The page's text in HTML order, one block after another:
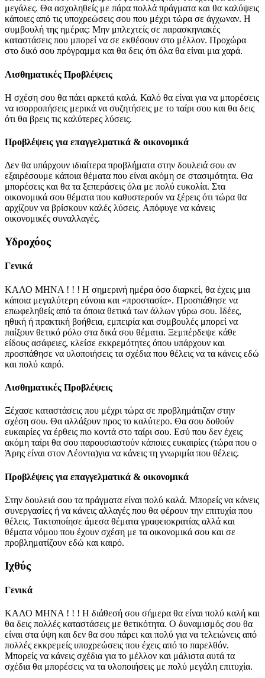
μεγάλες. Θα ασχοληθείς με πάρα πολλά πράγματα και θα καλύψεις
κάποιες από τις υποχρεώσεις σου που μέχρι τώρα σε άγχωναν. Η
συμβουλή της ημέρας: Μην μπλεχτείς σε παρασκηνιακές
καταστάσεις που μπορεί να σε εκθέσουν στο μέλλον. Προχώρα
στο δικό σου πρόγραμμα και θα δεις ότι όλα θα είναι μια χαρά.
Αισθηματικές Προβλέψεις
Η σχέση σου θα πάει αρκετά καλά. Καλό θα είναι για να μπορέσεις
να ισορροπήσεις μερικά να συζητήσεις με το ταίρι σου και θα δεις
ότι θα βρεις τις καλύτερες λύσεις.
Προβλέψεις για επαγγελματικά & οικονομικά
Δεν θα υπάρχουν ιδιαίτερα προβλήματα στην δουλειά σου αν
εξαιρέσουμε κάποια θέματα που είναι ακόμη σε στασιμότητα. Θα
μπορέσεις και θα τα ξεπεράσεις όλα με πολύ ευκολία. Στα
οικονομικά σου θέματα που καθυστερούν να ξέρεις ότι τώρα θα
αρχίζουν να βρίσκουν καλές λύσεις. Απόφυγε να κάνεις
οικονομικές συναλλαγές.
Υδροχόος
Γενικά
ΚΑΛΟ ΜΗΝΑ ! ! ! Η σημερινή ημέρα όσο διαρκεί, θα έχεις μια
κάποια μεγαλύτερη εύνοια και «προστασία». Προσπάθησε να
επωφεληθείς από τα όποια θετικά των άλλων γύρω σου. Ιδέες,
ηθική ή πρακτική βοήθεια, εμπειρία και συμβουλές μπορεί να
παίξουν θετικό ρόλο στα δικά σου θέματα. Ξεμπέρδεψε κάθε
είδους ασάφειες, κλείσε εκκρεμότητες όπου υπάρχουν και
προσπάθησε να υλοποιήσεις τα σχέδια που θέλεις να τα κάνεις εδώ
και πολύ καιρό.
Αισθηματικές Προβλέψεις
Ξέχασε καταστάσεις που μέχρι τώρα σε προβλημάτιζαν στην
σχέση σου. Θα αλλάξουν προς το καλύτερο. Θα σου δοθούν
ευκαιρίες να έρθεις πιο κοντά στο ταίρι σου. Εσύ που δεν έχεις
ακόμη ταίρι θα σου παρουσιαστούν κάποιες ευκαιρίες (τώρα που ο
Άρης είναι στον Λέοντα)για να κάνεις τη γνωριμία που θέλεις.
Προβλέψεις για επαγγελματικά & οικονομικά
Στην δουλειά σου τα πράγματα είναι πολύ καλά. Μπορείς να κάνεις
συνεργασίες ή να κάνεις αλλαγές που θα φέρουν την επιτυχία που
θέλεις. Τακτοποίησε άμεσα θέματα γραφειοκρατίας αλλά και
θέματα νόμου που έχουν σχέση με τα οικονομικά σου και σε
προβληματίζουν εδώ και καιρό.
Ιχθύς
Γενικά
ΚΑΛΟ ΜΗΝΑ ! ! ! Η διάθεσή σου σήμερα θα είναι πολύ καλή και
θα δεις πολλές καταστάσεις με θετικότητα. Ο δυναμισμός σου θα
είναι στα ύψη και δεν θα σου πάρει και πολύ για να τελειώνεις από
πολλές εκκρεμείς υποχρεώσεις που έχεις από το παρελθόν.
Μπορείς να κάνεις σχέδια για το μέλλον και μάλιστα αυτά τα
σχέδια θα μπορέσεις να τα υλοποιήσεις με πολύ μεγάλη επιτυχία.